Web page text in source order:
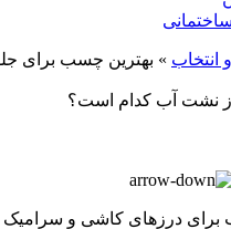
انتخاب » بهترین چسب برای
درزهای کاشی و سرامیک در حمام و